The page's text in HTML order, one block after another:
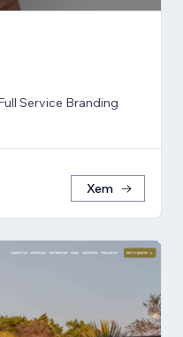
Service Branding
Xem